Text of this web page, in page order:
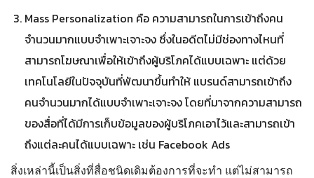
Mass Personalization คือ ความสามารถในการเข้าถึงคน
จำนวนมากแบบจำเพาะเจาะจง ซึ่งในอดีตไม่มีช่องทางไหนที่
สามารถโฆษณาเพื่อให้เข้าถึงผู้บริโภคได้แบบเฉพาะ แต่ด้วย
เทคโนโลยีในปัจจุบันที่พัฒนาขึ้นทำให้ แบรนด์สามารถเข้าถึง
คนจำนวนมากได้แบบจำเพาะเจาะจง โดยที่มาจากความสามารถ
ของสื่อที่ได้มีการเก็บข้อมูลของผู้บริโภคเอาไว้และสามารถเข้า
ถึงแต่ละคนได้แบบเฉพาะ เช่น Facebook Ads
สิ่งเหล่านี้เป็นสิ่งที่สื่อชนิดเดิมต้องการที่จะทำ แต่ไม่สามารถ